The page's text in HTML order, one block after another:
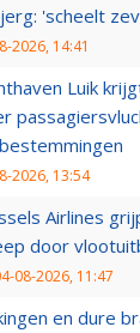
'scheelt
2026, 14:41
Luik
2026, 13:54
Airlines
door
08-2026, 11:47
en dure